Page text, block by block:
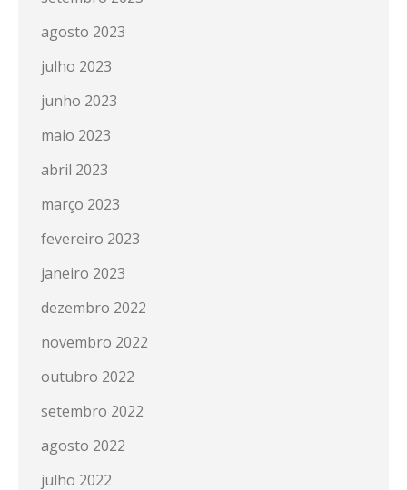
agosto 2023
julho 2023
junho 2023
maio 2023
abril 2023
março 2023
fevereiro 2023
janeiro 2023
dezembro 2022
novembro 2022
outubro 2022
setembro 2022
agosto 2022
julho 2022